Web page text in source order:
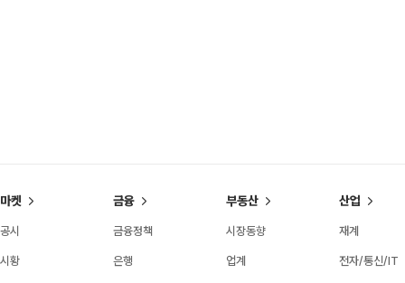
마켓
공시
시황
금융
금융정책
은행
부동산
시장동향
업계
산업
재계
전자/통신/IT